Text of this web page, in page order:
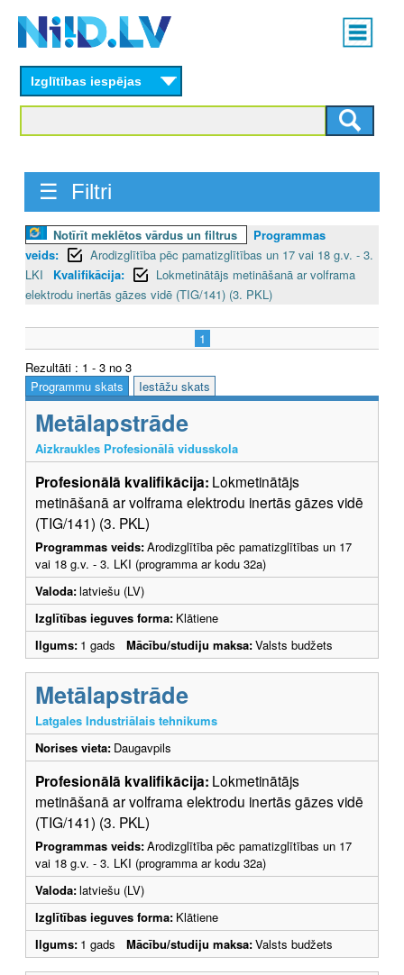
content
Main
menu
Izglītības iespējas
☰ Filtri
Notīrīt meklētos vārdus un filtrus
Programmas
veids:
Arodizglītība pēc pamatizglītības un 17 vai 18 g.v. - 3.
LKI
Kvalifikācija:
Lokmetinātājs metināšanā ar volframa
elektrodu inertās gāzes vidē (TIG/141) (3. PKL)
1
Rezultāti : 1 - 3 no 3
Programmu skats
Iestāžu skats
Metālapstrāde
Aizkraukles Profesionālā vidusskola
Profesionālā kvalifikācija: Lokmetinātājs
metināšanā ar volframa elektrodu inertās gāzes vidē
(TIG/141) (3. PKL)
Programmas veids:Arodizglītība pēc pamatizglītības un 17
vai 18 g.v. - 3. LKI (programma ar kodu 32a)
Valoda:latviešu (LV)
Izglītības ieguves forma: Klātiene
Ilgums: 1 gads Mācību/studiju maksa:Valsts budžets
Metālapstrāde
Latgales Industriālais tehnikums
Norises vieta: Daugavpils
Profesionālā kvalifikācija: Lokmetinātājs
metināšanā ar volframa elektrodu inertās gāzes vidē
(TIG/141) (3. PKL)
Programmas veids:Arodizglītība pēc pamatizglītības un 17
vai 18 g.v. - 3. LKI (programma ar kodu 32a)
Valoda:latviešu (LV)
Izglītības ieguves forma: Klātiene
Ilgums: 1 gads Mācību/studiju maksa:Valsts budžets